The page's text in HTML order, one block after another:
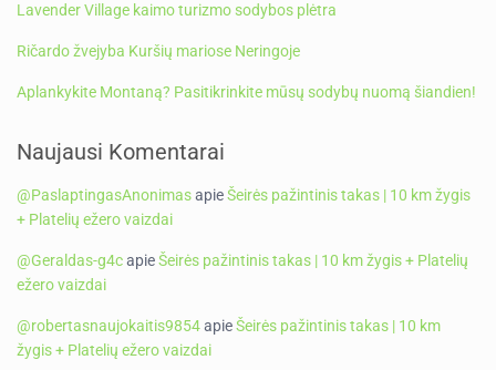
Lavender Village kaimo turizmo sodybos plėtra
Ričardo žvejyba Kuršių mariose Neringoje
Aplankykite Montaną? Pasitikrinkite mūsų sodybų nuomą šiandien!
Naujausi Komentarai
@PaslaptingasAnonimasapieŠeirės pažintinis takas | 10 km žygis
+ Platelių ežero vaizdai
@Geraldas-g4capieŠeirės pažintinis takas | 10 km žygis + Platelių
ežero vaizdai
@robertasnaujokaitis9854apieŠeirės pažintinis takas | 10 km
žygis + Platelių ežero vaizdai